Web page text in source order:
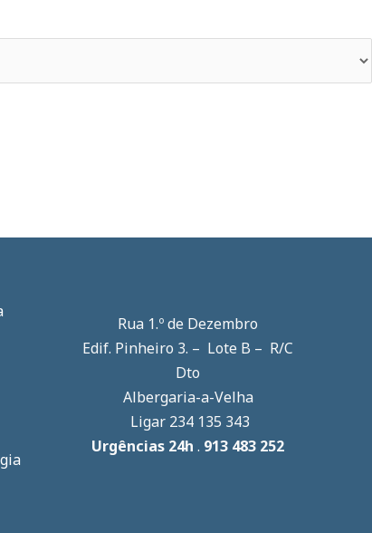
Rua 1.º de Dezembro
Edif. Pinheiro 3. – Lote B – R/C
Dto
Albergaria-a-Velha
Ligar 234 135 343
Urgências 24h . 913 483 252